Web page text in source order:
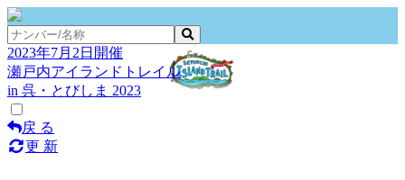
2023年7月2日開催
瀬戸内アイランドトレイル
in 呉・とびしま 2023
戻 る
更 新